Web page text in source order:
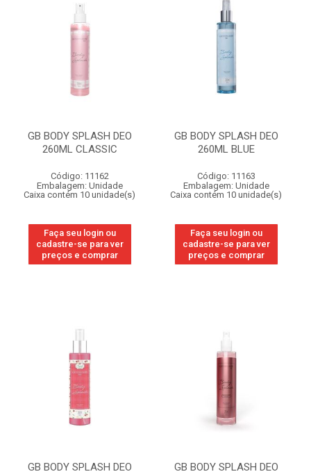
GB BODY SPLASH DEO
260ML CLASSIC
Código: 11162
Embalagem: Unidade
Caixa contém 10 unidade(s)
Faça seu login ou
cadastre-se para ver
preços e comprar
GB BODY SPLASH DEO
260ML BLUE
Código: 11163
Embalagem: Unidade
Caixa contém 10 unidade(s)
Faça seu login ou
cadastre-se para ver
preços e comprar
GB BODY SPLASH DEO
GB BODY SPLASH DEO